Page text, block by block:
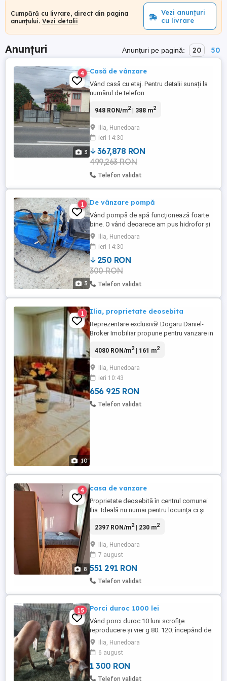
Cumpără cu livrare, direct din pagina
anunțului. Vezi detalii
Vezi anunțuri
cu livrare
Anunțuri Anunțuri pe pagină: 20 50
3
4 Casă de vânzare
Vând casă cu etaj. Pentru detalii sunați la
numărul de telefon
948 RON/m2| 388 m2
Ilia, Hunedoara
ieri 14:30
367,878 RON
499,263 RON
Telefon validat
3
1 De vânzare pompă
Vând pompă de apă funcționează foarte
bine. O vând deoarece am pus hidrofor și
nu mai am nevoie de ea. Pentru relații
Ilia, Hunedoara
ieri 14:30
250 RON
300 RON
Telefon validat
10
1 Ilia, proprietate deosebita
Reprezentare exclusivă! Dogaru Daniel-
Broker Imobiliar propune pentru vanzare in
deosebită compusa din casa veche
constructie 2009, P+E, iar intre cele doua
case, lipita de cea veche este o bucatarie
de vara. Apoi in curte ...
4080 RON/m2| 161 m2
Ilia, Hunedoara
ieri 10:43
656 925 RON
Telefon validat
8
4 casa de vanzare
Proprietate deosebită în centrul comunei
Ilia. Ideală nu numai pentru locuința ci și
fântână proprie, hidrofor, cămară, beci.
2397 RON/m2| 230 m2
Ilia, Hunedoara
7 august
551 291 RON
Telefon validat
15 Porci duroc 1000 lei
Vând porci duroc 10 luni scrofițe
reproducere și vier g 80. 120. începând de
la 1300lei.
Ilia, Hunedoara
6 august
1 300 RON
Telefon validat